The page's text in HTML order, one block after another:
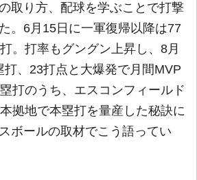
取り方、配球を学ぶことで打撃
。6月15日に一軍復帰以降は77
。打率もグングン上昇し、8月
打、23打点と大爆発で月間MVP
打のうち、エスコンフィールド
拠地で本塁打を量産した秘訣に
ボールの取材でこう語ってい